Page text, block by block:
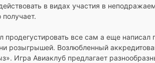
в видах участия в
все сам а еще
розыгрышей. Возлюбленный
Игра Авиаклуб предлагает